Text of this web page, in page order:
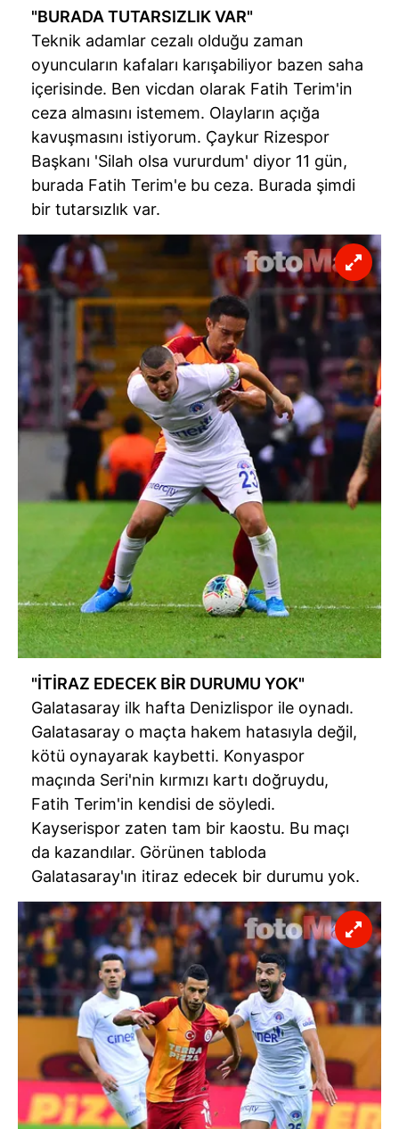
"BURADA TUTARSIZLIK VAR"
Teknik adamlar cezalı olduğu zaman
oyuncuların kafaları karışabiliyor bazen saha
içerisinde. Ben vicdan olarak Fatih Terim'in
ceza almasını istemem. Olayların açığa
kavuşmasını istiyorum. Çaykur Rizespor
Başkanı 'Silah olsa vururdum' diyor 11 gün,
burada Fatih Terim'e bu ceza. Burada şimdi
bir tutarsızlık var.
"İTİRAZ EDECEK BİR DURUMU YOK"
Galatasaray ilk hafta Denizlispor ile oynadı.
Galatasaray o maçta hakem hatasıyla değil,
kötü oynayarak kaybetti. Konyaspor
maçında Seri'nin kırmızı kartı doğruydu,
Fatih Terim'in kendisi de söyledi.
Kayserispor zaten tam bir kaostu. Bu maçı
da kazandılar. Görünen tabloda
Galatasaray'ın itiraz edecek bir durumu yok.